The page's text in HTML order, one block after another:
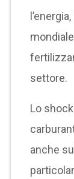
settore.
Lo
anche